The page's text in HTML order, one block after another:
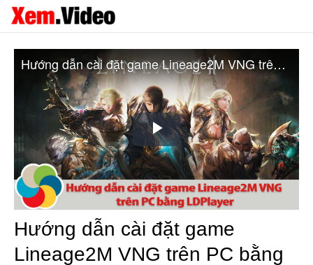
Play
Video
Hướng dẫn cài đặt game Lineage2M VNG trên PC bằng LDPlayer
Hướng dẫn cài đặt game
Lineage2M VNG trên PC bằng